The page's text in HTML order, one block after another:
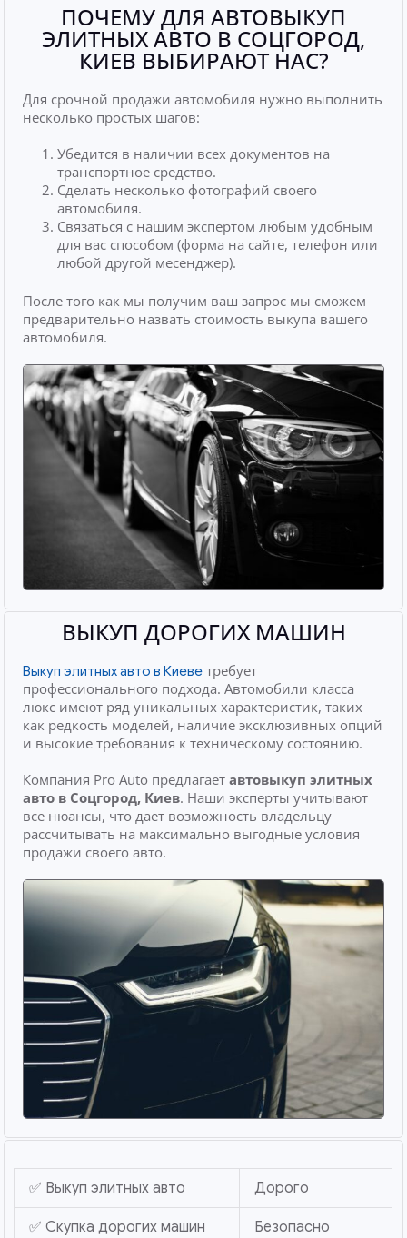
ПОЧЕМУ ДЛЯ АВТОВЫКУП
ЭЛИТНЫХ АВТО В СОЦГОРОД,
КИЕВ ВЫБИРАЮТ НАС?
Для срочной продажи автомобиля нужно выполнить
несколько простых шагов:
Убедится в наличии всех документов на
транспортное средство.
Сделать несколько фотографий своего
автомобиля.
Связаться с нашим экспертом любым удобным
для вас способом (форма на сайте, телефон или
любой другой месенджер).
После того как мы получим ваш запрос мы сможем
предварительно назвать стоимость выкупа вашего
автомобиля.
ВЫКУП ДОРОГИХ МАШИН
Выкуп элитных авто в Киеве требует
профессионального подхода. Автомобили класса
люкс имеют ряд уникальных характеристик, таких
как редкость моделей, наличие эксклюзивных опций
и высокие требования к техническому состоянию.
Компания Pro Auto предлагаетавтовыкуп элитных
авто в Соцгород, Киев. Наши эксперты учитывают
все нюансы, что дает возможность владельцу
рассчитывать на максимально выгодные условия
продажи своего авто.
✅ Выкуп элитных авто Дорого
✅ Скупка дорогих машин Безопасно